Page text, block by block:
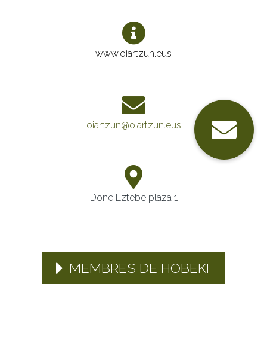
www.oiartzun.eus
oiartzun@oiartzun.eus
Done Eztebe plaza 1
MEMBRES DE HOBEKI